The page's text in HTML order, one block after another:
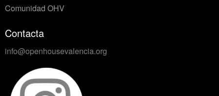
Comunidad OHV
Contacta
info@openhousevalencia.org